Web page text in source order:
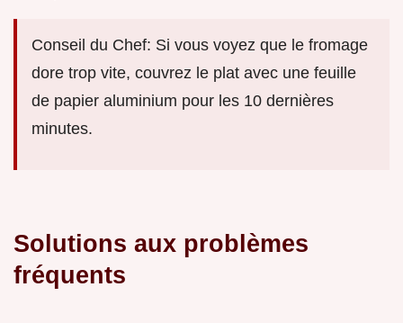
Conseil du Chef: Si vous voyez que le fromage
dore trop vite, couvrez le plat avec une feuille
de papier aluminium pour les 10 dernières
minutes.
Solutions aux problèmes
fréquents